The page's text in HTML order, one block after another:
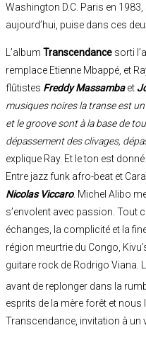
Washington D.C. Paris en
aujourd’hui, puise dans ces
L’album Transcendance sorti
remplace Etienne Mbappé, et
flûtistes Freddy Massambaet
musiques noires la transe est
et le groove sont à la base de
dépassement des clivages,
explique Ray. Et le ton est
Entre jazz funk afro-beat et
Nicolas Viccaro. Michel Alibo
s’envolent avec passion. Tout
échanges, la complicité et la
région meurtrie du Congo,
guitare rock de Rodrigo Viana.
avant de replonger dans la
esprits de la mère forêt et nous
Transcendance, invitation à un